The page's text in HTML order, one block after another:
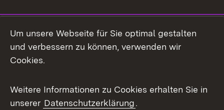
Facebook
X / Twitter
Um unsere Webseite für Sie optimal gestalten
und verbessern zu können, verwenden wir
Cookies.
Weitere Informationen zu Cookies erhalten Sie in
unserer Datenschutzerklärung.